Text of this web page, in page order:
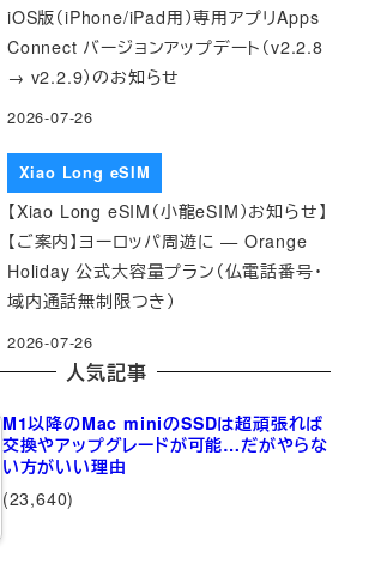
iOS版（iPhone/iPad用）専用アプリApps
Connect バージョンアップデート（v2.2.8
→ v2.2.9）のお知らせ
2026-07-26
Xiao Long eSIM
【Xiao Long eSIM（小龍eSIM）お知らせ】
【ご案内】ヨーロッパ周遊に — Orange
Holiday 公式大容量プラン（仏電話番号・
域内通話無制限つき）
2026-07-26
人気記事
M1以降のMac miniのSSDは超頑張れば
交換やアップグレードが可能…だがやらな
い方がいい理由
(23,640)